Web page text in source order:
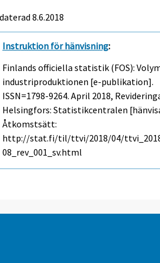
8.6.2018
Instruktion för hänvisning:
Finlands officiella statistik (FOS):
industriproduktionen [e-publikation].
ISSN=1798-9264.April 2018,
Helsingfors: Statistikcentralen
Åtkomstsätt:
http://stat.fi/til/ttvi/2018/04/
08_rev_001_sv.html